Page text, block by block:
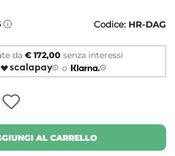
Codice: HR-DAG
da € 172,00 senza interessi
o
AL CARRELLO